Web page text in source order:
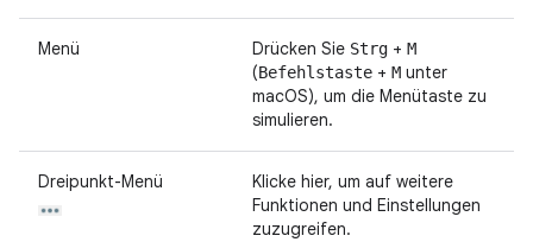
Menü Drücken Sie Strg + M
(Befehlstaste + M unter
macOS), um die Menütaste zu
simulieren.
Dreipunkt-Menü
Klicke hier, um auf weitere
Funktionen und Einstellungen
zuzugreifen.